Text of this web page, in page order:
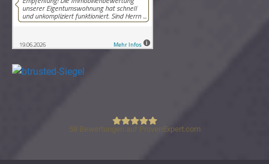
Lutz Schneider Immobilienbewertung
58 Bewertungen auf ProvenExpert.com